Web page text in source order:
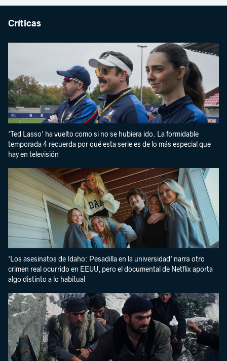
Críticas
'Ted Lasso' ha vuelto como si no se hubiera ido. La formidable
temporada 4 recuerda por qué esta serie es de lo más especial que
hay en televisión
'Los asesinatos de Idaho: Pesadilla en la universidad' narra otro
crimen real ocurrido en EEUU, pero el documental de Netflix aporta
algo distinto a lo habitual